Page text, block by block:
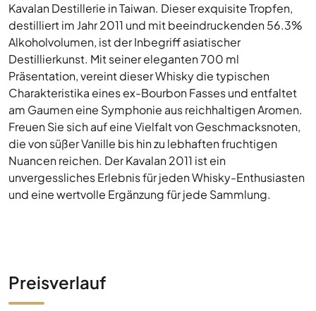
Kavalan Destillerie in Taiwan. Dieser exquisite Tropfen,
destilliert im Jahr 2011 und mit beeindruckenden 56.3%
Alkoholvolumen, ist der Inbegriff asiatischer
Destillierkunst. Mit seiner eleganten 700 ml
Präsentation, vereint dieser Whisky die typischen
Charakteristika eines ex-Bourbon Fasses und entfaltet
am Gaumen eine Symphonie aus reichhaltigen Aromen.
Freuen Sie sich auf eine Vielfalt von Geschmacksnoten,
die von süßer Vanille bis hin zu lebhaften fruchtigen
Nuancen reichen. Der Kavalan 2011 ist ein
unvergessliches Erlebnis für jeden Whisky-Enthusiasten
und eine wertvolle Ergänzung für jede Sammlung.
Preisverlauf